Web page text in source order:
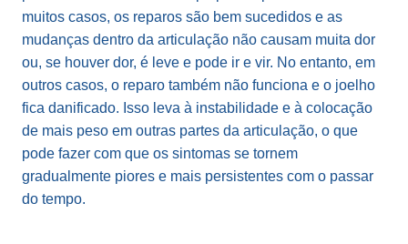
muitos casos, os reparos são bem sucedidos e as
mudanças dentro da articulação não causam muita dor
ou, se houver dor, é leve e pode ir e vir. No entanto, em
outros casos, o reparo também não funciona e o joelho
fica danificado. Isso leva à instabilidade e à colocação
de mais peso em outras partes da articulação, o que
pode fazer com que os sintomas se tornem
gradualmente piores e mais persistentes com o passar
do tempo.